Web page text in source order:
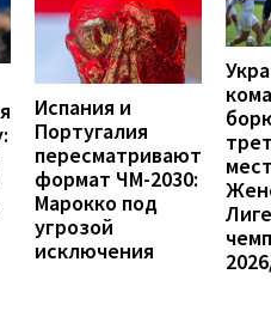
Испания и
Португалия
пересматривают
формат ЧМ-2030:
Марокко под
угрозой
исключения
Лиге